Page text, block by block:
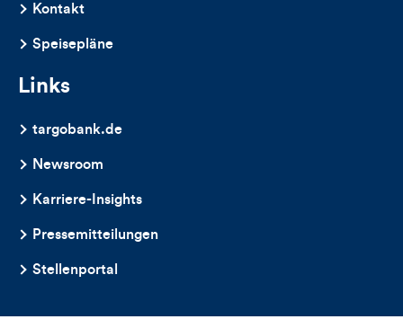
Kontakt
Speisepläne
Links
targobank.de
Newsroom
Karriere-Insights
Pressemitteilungen
Stellenportal